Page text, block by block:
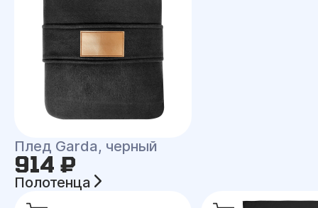
Плед Garda, черный
914 ₽
Полотенца